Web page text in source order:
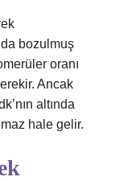
bozulmuş
oranı
Ancak
altında
hale gelir.